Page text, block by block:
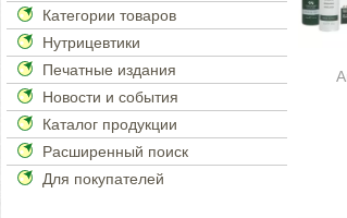
Категории товаров
Нутрицевтики
Печатные издания
Новости и события
Каталог продукции
Расширенный поиск
Для покупателей